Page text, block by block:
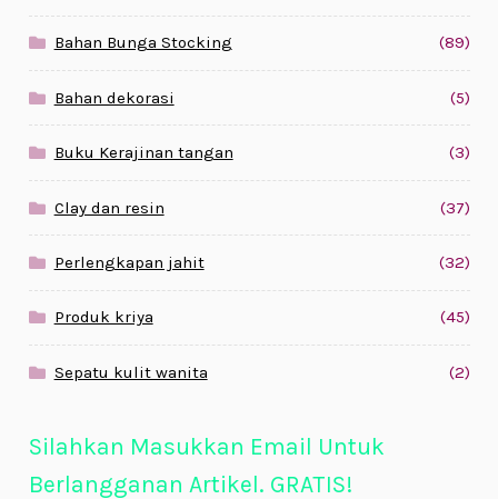
Bahan Bunga Stocking (89)
Bahan dekorasi (5)
Buku Kerajinan tangan (3)
Clay dan resin (37)
Perlengkapan jahit (32)
Produk kriya (45)
Sepatu kulit wanita (2)
Silahkan Masukkan Email Untuk
Berlangganan Artikel. GRATIS!